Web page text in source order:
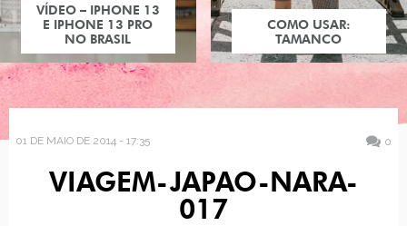
VÍDEO – IPHONE 13
E IPHONE 13 PRO
NO BRASIL
COMO USAR:
TAMANCO
01 DE MAIO DE 2014 - 17:35 0
VIAGEM-JAPAO-NARA-
017